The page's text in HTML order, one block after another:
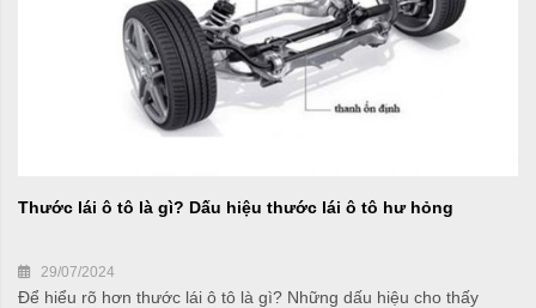
Thước lái ô tô là gì? Dấu hiệu thước lái ô tô hư hỏng
29/07/2024
Để hiểu rõ hơn thước lái ô tô là gì? Những dấu hiệu cho thấy